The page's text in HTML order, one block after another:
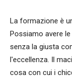
La formazione è
Possiamo avere
senza la giusta
l'eccellenza. Il
cosa con cui i